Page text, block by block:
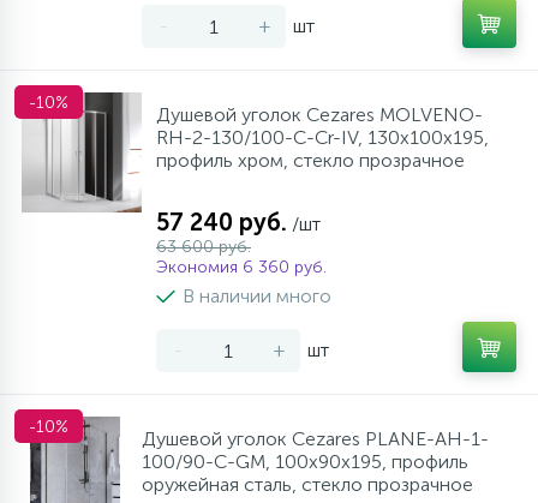
- + шт
-10%
Душевой уголок Cezares MOLVENO-
RH-2-130/100-C-Cr-IV, 130х100х195,
профиль хром, стекло прозрачное
57 240 руб. /шт
63 600 руб.
Экономия 6 360 руб.
В наличии много
- + шт
-10%
Душевой уголок Cezares PLANE-AH-1-
100/90-C-GM, 100х90х195, профиль
оружейная сталь, стекло прозрачное